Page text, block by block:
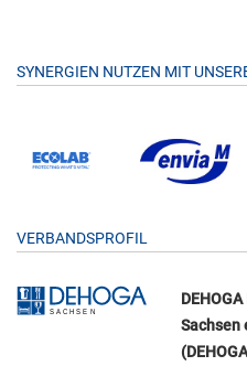
SYNERGIEN NUTZEN MIT
VERBANDSPROFIL
Sachsen